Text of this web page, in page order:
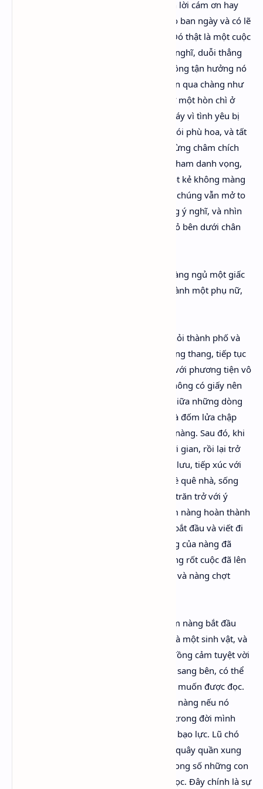
nhà thờ đã xây dựng như thế, không cần lời cám ơn hay
tên tuổi, mà chỉ cần công việc của họ vào ban ngày và có lẽ
một cuộc chè chén vui vẻ lúc đêm về… ‘Đó thật là một cuộc
sống đáng ngưỡng mộ biết bao!’ Chàng nghĩ, duỗi thẳng
tứ chi ra bên dưới táng sồi. ‘Và vì sao không tận hưởng nó
ngay khoảnh khắc này?’ Ý nghĩ này xuyên qua chàng như
một viên đạn. Tham vọng rơi xuống như một hòn chì ở
đầu dây dọi. Thoát khỏi quả tim bỏng cháy vì tình yêu bị
khước từ, thoát khỏi sự trách móc của thói phù hoa, và tất
cả mọi gai góc dưới cái đáy tổ cuộc đời từng châm chích
chàng đau buốt khi chàng còn giữ lòng tham danh vọng,
nhưng không thể nào động chạm tới một kẻ không màng
tới vinh quang; chàng mở mắt ra, vốn dĩ chúng vẫn mở to
trong mọi lúc nhưng chỉ nhìn thấy những ý nghĩ, và nhìn
thấy ngôi nhà, nằm trong thung lũng nhỏ bên dưới chân
Trong cuộc nổi dậy ở Constantinople, chàng ngủ một giấc
dài và khi tỉnh lại nhận ra mình đã trở thành một phụ nữ,
Nàng đi theo một ông già du mục, rời khỏi thành phố và
tới sống với những người dân du mục lang thang, tiếp tục
sửa chữa, bổ sung cho tập thơ “Cây Sồi” với phương tiện vô
cùng hạn hẹp: mực làm từ quả mọng, không có giấy nên
nàng buộc phải viết bên lề và chen vào giữa những dòng
đã viết trước đó. Tình yêu đối với thi ca là đốm lửa chập
chờn nhưng không hề tắt trong quả tim nàng. Sau đó, khi
đã trở lại Anh, nàng sống ẩn dật một thời gian, rồi lại trở
lên London hòa nhập vào xã hội thượng lưu, tiếp xúc với
giới quý tộc và nghệ sĩ, rồi lại quay trở về quê nhà, sống
một cuộc đời bình thản, vẫn luôn suy tư trăn trở với ý
nghĩa của cuộc sống, thi ca. Rồi một hôm nàng hoàn thành
tập thơ, kết thúc một tác phẩm đã được bắt đầu và viết đi
viết lại suốt hơn ba trăm năm. Văn phong của nàng đã
trưởng thành chín chắn, tài năng của nàng rốt cuộc đã lên
tới đỉnh điểm của nó trong tập “Cây Sồi”, và nàng chợt
“Cuốn bản thảo thơ nằm bên trên quả tim nàng bắt đầu
cựa quậy và đập thình thịch như thể nó là một sinh vật, và
điều kỳ lạ hơn nữa, cho thấy có một sự đồng cảm tuyệt vời
giữa họ, Orlano, bằng cách nghiêng đầu sang bên, có thể
đoán ra ý nghĩa của những gì nó nói. Nó muốn được đọc.
Nó phải được đọc. Nó sẽ chết trong lòng nàng nếu nó
không được đọc. Bởi đây là lần đầu tiên trong đời mình
nàng quay sang chống lại tự nhiên bằng bạo lực. Lũ chó
săn Na Uy và những bụi hoa hồng đang quây quần xung
quanh nàng. Nhưng không cá thể nào trong số những con
chó săn và những bụi hoa hồng có thể đọc. Đây chính là sự